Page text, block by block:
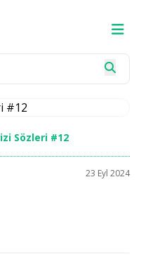
Sözleri #12
23 Eyl 2024